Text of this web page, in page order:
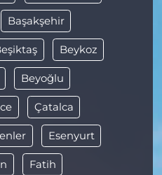
Başakşehir
Beykoz
Beyoğlu
Çatalca
Esenyurt
Fatih